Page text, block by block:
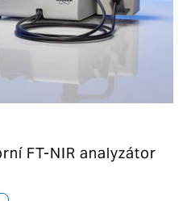
FT-NIR analyzátor